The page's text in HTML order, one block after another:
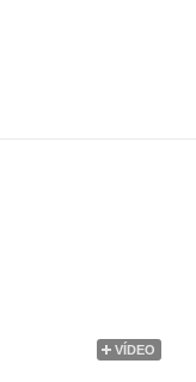
VÍDEO